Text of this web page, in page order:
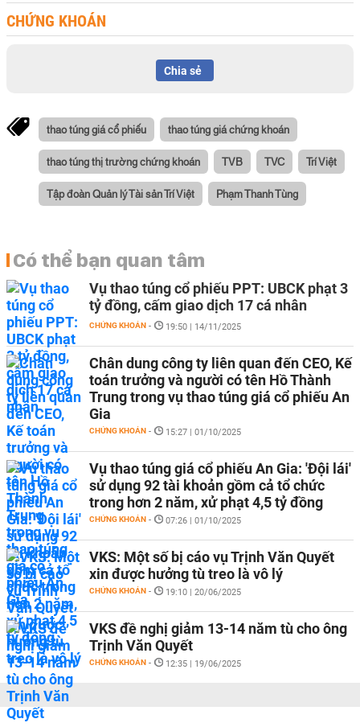
CHỨNG KHOÁN
Chia sẻ
thao túng giá cổ phiếu thao túng giá chứng khoán
thao túng thị trường chứng khoán TVB TVC Trí Việt
Tập đoàn Quản lý Tài sản Trí Việt Phạm Thanh Tùng
Có thể bạn quan tâm
Vụ thao túng cổ phiếu PPT: UBCK phạt 3
tỷ đồng, cấm giao dịch 17 cá nhân
CHỨNG KHOÁN - 19:50 | 14/11/2025
Chân dung công ty liên quan đến CEO, Kế
toán trưởng và người có tên Hồ Thành
Trung trong vụ thao túng giá cổ phiếu An
Gia
CHỨNG KHOÁN - 15:27 | 01/10/2025
Vụ thao túng giá cổ phiếu An Gia: 'Đội lái'
sử dụng 92 tài khoản gồm cả tổ chức
trong hơn 2 năm, xử phạt 4,5 tỷ đồng
CHỨNG KHOÁN - 07:26 | 01/10/2025
VKS: Một số bị cáo vụ Trịnh Văn Quyết
xin được hưởng tù treo là vô lý
CHỨNG KHOÁN - 19:10 | 20/06/2025
VKS đề nghị giảm 13-14 năm tù cho ông
Trịnh Văn Quyết
CHỨNG KHOÁN - 12:35 | 19/06/2025